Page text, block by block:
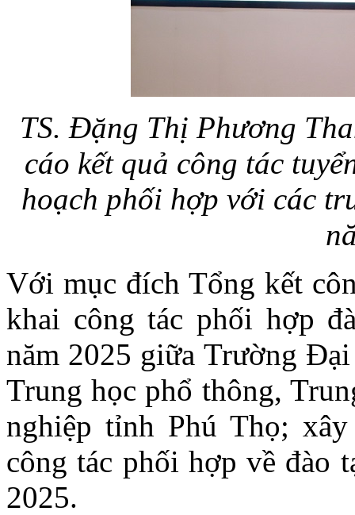
TS. Đặng Thị Phương
cáo kết quả công tác
hoạch phối hợp với các
Với mục đích Tổng kết
khai công tác phối hợp
năm 2025 giữa Trường
Trung học phổ thông,
nghiệp tỉnh Phú Thọ;
công tác phối hợp về đào
2025.